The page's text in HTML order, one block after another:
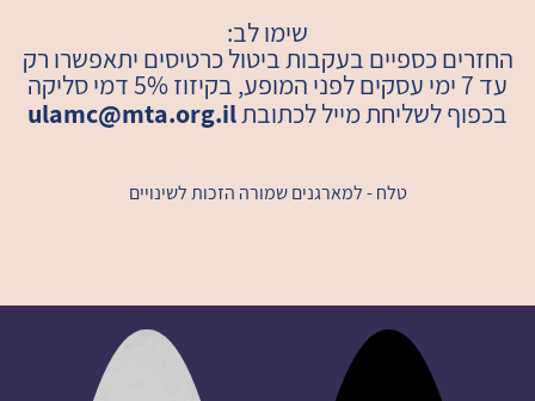
שימו לב:
החזרים כספיים בעקבות ביטול כרטיסים יתאפשרו רק
עד 7 ימי עסקים לפני המופע, בקיזוז 5% דמי סליקה
בכפוף לשליחת מייל לכתובת
טלח - למארגנים שמורה הזכות לשינויים